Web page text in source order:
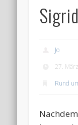
Jo
27.
Rund